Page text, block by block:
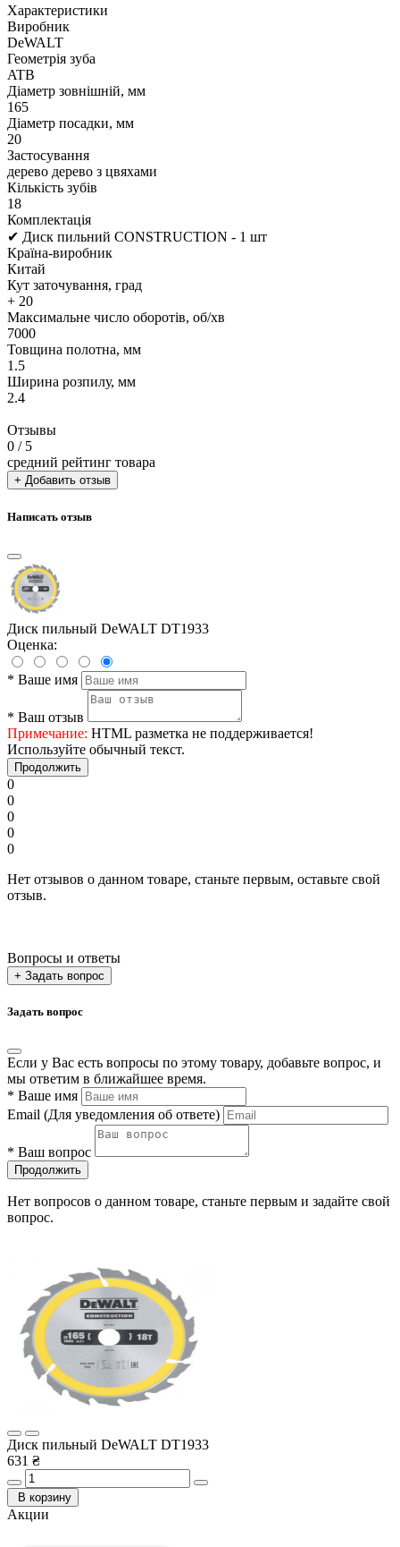
Характеристики
Виробник
DeWALT
Геометрія зуба
ATB
Діаметр зовнішній, мм
165
Діаметр посадки, мм
20
Застосування
дерево дерево з цвяхами
Кількість зубів
18
Комплектація
✔ Диск пильний CONSTRUCTION - 1 шт
Країна-виробник
Китай
Кут заточування, град
+ 20
Максимальне число оборотів, об/хв
7000
Товщина полотна, мм
1.5
Ширина розпилу, мм
2.4
Отзывы
0 / 5
средний рейтинг товара
+ Добавить отзыв
Написать отзыв
Диск пильный DeWALT DT1933
Оценка:
* Ваше имя
* Ваш отзыв
Примечание: HTML разметка не поддерживается!
Используйте обычный текст.
Продолжить
0
0
0
0
0
Нет отзывов о данном товаре, станьте первым, оставьте свой
отзыв.
Вопросы и ответы
+ Задать вопрос
Задать вопрос
Если у Вас есть вопросы по этому товару, добавьте вопрос, и
мы ответим в ближайшее время.
* Ваше имя
Email (Для уведомления об ответе)
* Ваш вопрос
Продолжить
Нет вопросов о данном товаре, станьте первым и задайте свой
вопрос.
Диск пильный DeWALT DT1933
631 ₴
В корзину
Акции